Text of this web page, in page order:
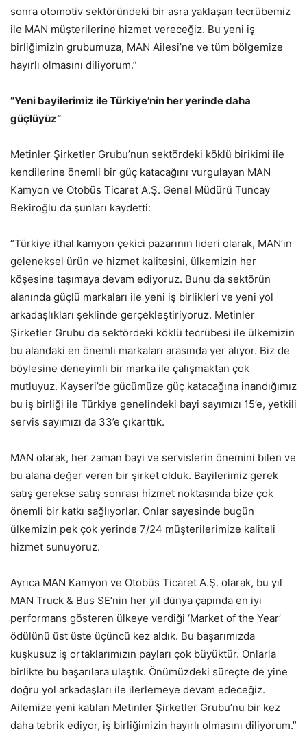
sonra otomotiv sektöründeki bir asra yaklaşan tecrübemiz
ile MAN müşterilerine hizmet vereceğiz. Bu yeni iş
birliğimizin grubumuza, MAN Ailesi’ne ve tüm bölgemize
hayırlı olmasını diliyorum.”
“Yeni bayilerimiz ile Türkiye’nin her yerinde daha
güçlüyüz”
Metinler Şirketler Grubu’nun sektördeki köklü birikimi ile
kendilerine önemli bir güç katacağını vurgulayan MAN
Kamyon ve Otobüs Ticaret A.Ş. Genel Müdürü Tuncay
Bekiroğlu da şunları kaydetti:
“Türkiye ithal kamyon çekici pazarının lideri olarak, MAN’ın
geleneksel ürün ve hizmet kalitesini, ülkemizin her
köşesine taşımaya devam ediyoruz. Bunu da sektörün
alanında güçlü markaları ile yeni iş birlikleri ve yeni yol
arkadaşlıkları şeklinde gerçekleştiriyoruz. Metinler
Şirketler Grubu da sektördeki köklü tecrübesi ile ülkemizin
bu alandaki en önemli markaları arasında yer alıyor. Biz de
böylesine deneyimli bir marka ile çalışmaktan çok
mutluyuz. Kayseri’de gücümüze güç katacağına inandığımız
bu iş birliği ile Türkiye genelindeki bayi sayımızı 15’e, yetkili
servis sayımızı da 33’e çıkarttık.
MAN olarak, her zaman bayi ve servislerin önemini bilen ve
bu alana değer veren bir şirket olduk. Bayilerimiz gerek
satış gerekse satış sonrası hizmet noktasında bize çok
önemli bir katkı sağlıyorlar. Onlar sayesinde bugün
ülkemizin pek çok yerinde 7/24 müşterilerimize kaliteli
hizmet sunuyoruz.
Ayrıca MAN Kamyon ve Otobüs Ticaret A.Ş. olarak, bu yıl
MAN Truck & Bus SE’nin her yıl dünya çapında en iyi
performans gösteren ülkeye verdiği ‘Market of the Year’
ödülünü üst üste üçüncü kez aldık. Bu başarımızda
kuşkusuz iş ortaklarımızın payları çok büyüktür. Onlarla
birlikte bu başarılara ulaştık. Önümüzdeki süreçte de yine
doğru yol arkadaşları ile ilerlemeye devam edeceğiz.
Ailemize yeni katılan Metinler Şirketler Grubu’nu bir kez
daha tebrik ediyor, iş birliğimizin hayırlı olmasını diliyorum.”